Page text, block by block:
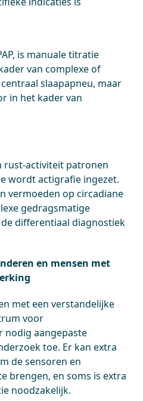
is manuale titratie
van complexe of
slaapapneu, maar
in het kader van
rust-activiteit patronen
wordt actigrafie ingezet.
vermoeden op circadiane
gedragsmatige
differentiaal diagnostiek
en mensen met
met een verstandelijke
voor
nodig aangepaste
toe. Er kan extra
de sensoren en
brengen, en soms is extra
noodzakelijk.